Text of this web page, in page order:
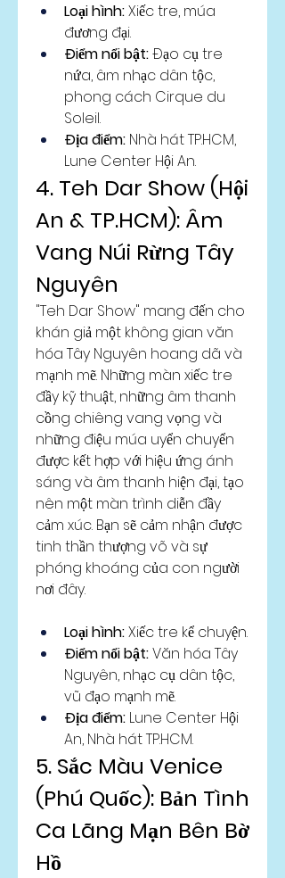
Loại hình: Xiếc tre, múa
đương đại.
Điểm nổi bật: Đạo cụ tre
nứa, âm nhạc dân tộc,
phong cách Cirque du
Soleil.
Địa điểm: Nhà hát TP.HCM,
Lune Center Hội An.
4. Teh Dar Show (Hội
An & TP.HCM): Âm
Vang Núi Rừng Tây
Nguyên
"Teh Dar Show" mang đến cho
khán giả một không gian văn
hóa Tây Nguyên hoang dã và
mạnh mẽ. Những màn xiếc tre
đầy kỹ thuật, những âm thanh
cồng chiêng vang vọng và
những điệu múa uyển chuyển
được kết hợp với hiệu ứng ánh
sáng và âm thanh hiện đại, tạo
nên một màn trình diễn đầy
cảm xúc. Bạn sẽ cảm nhận được
tinh thần thượng võ và sự
phóng khoáng của con người
nơi đây.
Loại hình: Xiếc tre kể chuyện.
Điểm nổi bật: Văn hóa Tây
Nguyên, nhạc cụ dân tộc,
vũ đạo mạnh mẽ.
Địa điểm: Lune Center Hội
An, Nhà hát TP.HCM.
5. Sắc Màu Venice
(Phú Quốc): Bản Tình
Ca Lãng Mạn Bên Bờ
Hồ